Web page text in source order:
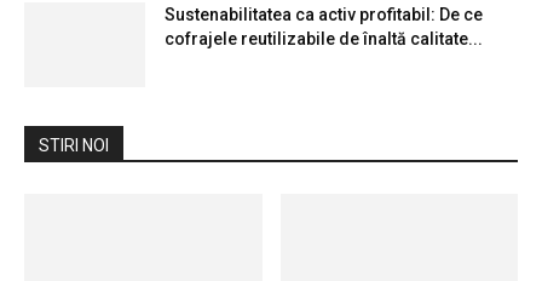
Sustenabilitatea ca activ profitabil: De ce
cofrajele reutilizabile de înaltă calitate...
STIRI NOI